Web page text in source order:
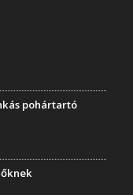
pohártartó